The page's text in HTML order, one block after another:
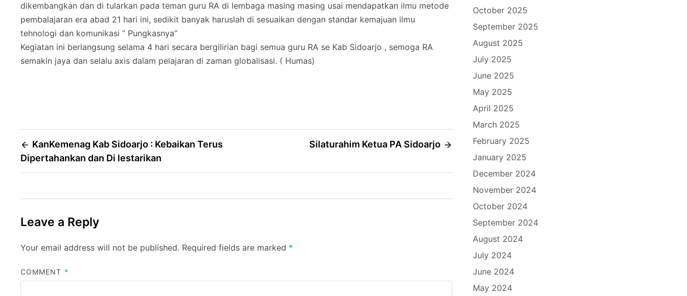
dikembangkan dan di tularkan pada teman guru RA di lembaga masing masing usai mendapatkan ilmu metode
pembalajaran era abad 21 hari ini, sedikit banyak haruslah di sesuaikan dengan standar kemajuan ilmu
tehnologi dan komunikasi ” Pungkasnya”
Kegiatan ini berlangsung selama 4 hari secara bergilirian bagi semua guru RA se Kab Sidoarjo , semoga RA
semakin jaya dan selalu axis dalam pelajaran di zaman globalisasi. ( Humas)
Post
navigation
KanKemenag Kab Sidoarjo : Kebaikan Terus
Dipertahankan dan Di lestarikan
Silaturahim Ketua PA Sidoarjo
Leave a Reply
Your email address will not be published. Required fields are marked *
COMMENT *
October 2025
September 2025
August 2025
July 2025
June 2025
May 2025
April 2025
March 2025
February 2025
January 2025
December 2024
November 2024
October 2024
September 2024
August 2024
July 2024
June 2024
May 2024